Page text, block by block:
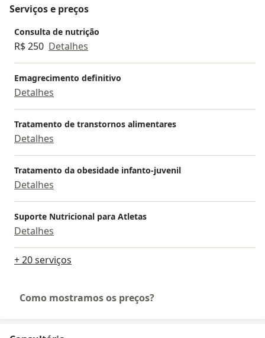
Serviços e preços
Consulta de nutrição
R$ 250 Detalhes
Emagrecimento definitivo
Detalhes
Tratamento de transtornos alimentares
Detalhes
Tratamento da obesidade infanto-juvenil
Detalhes
Suporte Nutricional para Atletas
Detalhes
+ 20 serviços
Como mostramos os preços?